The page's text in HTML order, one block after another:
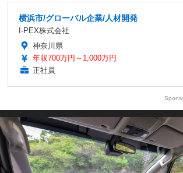
横浜市/グローバル企業/人材開発
I-PEX株式会社
神奈川県
年収700万円～1,000万円
正社員